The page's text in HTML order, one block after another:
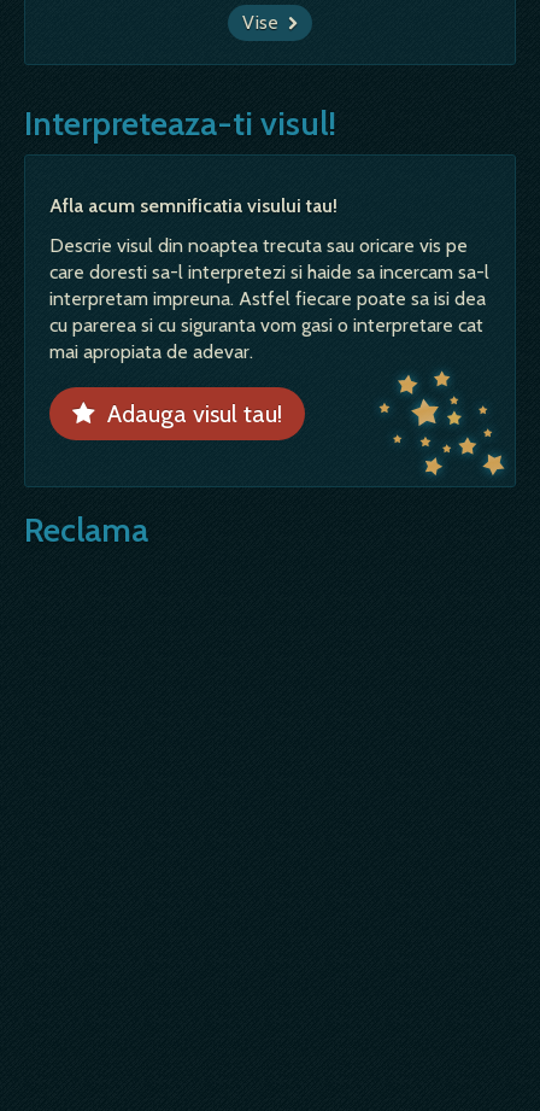
Vise
Interpreteaza-ti visul!
Afla acum semnificatia visului tau!
Descrie visul din noaptea trecuta sau oricare vis pe
care doresti sa-l interpretezi si haide sa incercam sa-l
interpretam impreuna. Astfel fiecare poate sa isi dea
cu parerea si cu siguranta vom gasi o interpretare cat
mai apropiata de adevar.
Adauga visul tau!
Reclama